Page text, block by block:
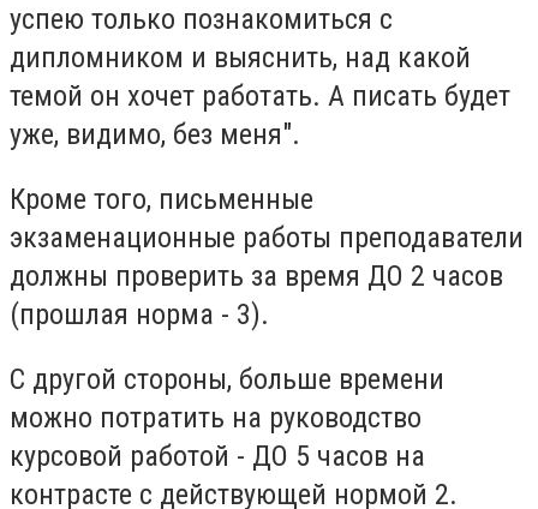
успею только познакомиться с
дипломником и выяснить, над какой
темой он хочет работать. А писать будет
уже, видимо, без меня".
Кроме того, письменные
экзаменационные работы преподаватели
должны проверить за время ДО 2 часов
(прошлая норма - 3).
С другой стороны, больше времени
можно потратить на руководство
курсовой работой - ДО 5 часов на
контрасте с действующей нормой 2.